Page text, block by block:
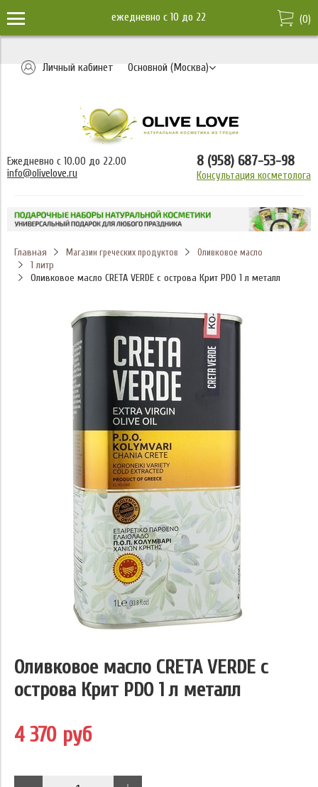
ежедневно c 10 до 22 (0)
Личный кабинет Основной (Москва)
Ежедневно с 10.00 до 22.00
info@olivelove.ru
8 (958) 687-53-98
Консультация косметолога
Главная Магазин греческих продуктов Оливковое масло
1 литр
Оливковое масло CRETA VERDE с острова Крит PDO 1 л металл
Оливковое масло CRETA VERDE с
острова Крит PDO 1 л металл
4 370 руб